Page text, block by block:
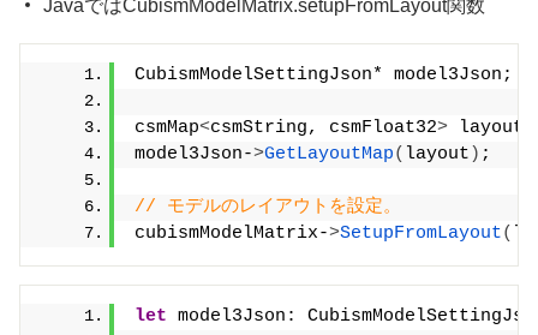
JavaではCubismModelMatrix.setupFromLayout関数
CubismModelSettingJson* model3Json;
csmMap<csmString, csmFloat32> layout;
model3Json->GetLayoutMap( layout ) ;
// モデルのレイアウトを設定。
cubismModelMatrix->SetupFromLayout(
let model3Json: